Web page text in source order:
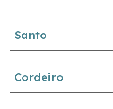
Santo
Cordeiro